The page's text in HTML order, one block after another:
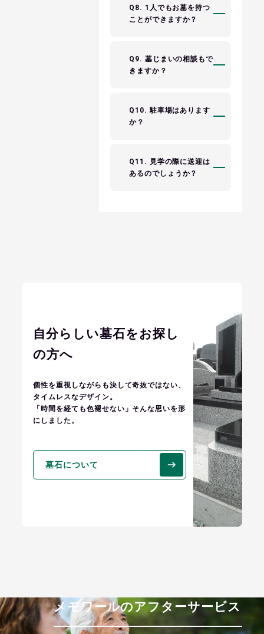
Q8. 1人でもお墓を持つ
ことができますか？
Q9. 墓じまいの相談もで
きますか？
Q10. 駐車場はあります
か？
Q11. 見学の際に送迎は
あるのでしょうか？
自分らしい墓石をお探し
の方へ
個性を重視しながらも決して奇抜ではない、
タイムレスなデザイン。
「時間を経ても色褪せない」そんな思いを形
にしました。
墓石について
メモワールのアフターサービス